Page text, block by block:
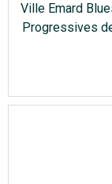
Ville Emard
Progressives